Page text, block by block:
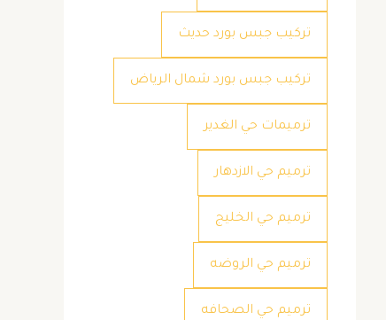
تركيب جبس بورد حديث
تركيب جبس بورد شمال الرياض
ترميمات حي الغدير
ترميم حي الازدهار
ترميم حي الخليج
ترميم حي الروضه
ترميم حي الصحافه